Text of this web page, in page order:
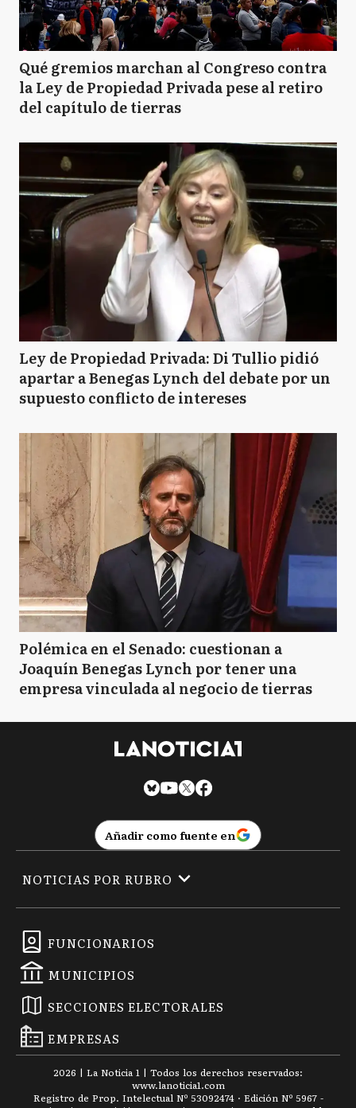
Qué gremios marchan al Congreso contra
la Ley de Propiedad Privada pese al retiro
del capítulo de tierras
Ley de Propiedad Privada: Di Tullio pidió
apartar a Benegas Lynch del debate por un
supuesto conflicto de intereses
Polémica en el Senado: cuestionan a
Joaquín Benegas Lynch por tener una
empresa vinculada al negocio de tierras
Añadir como fuente en
FUNCIONARIOS
MUNICIPIOS
SECCIONES ELECTORALES
EMPRESAS
NOTICIAS POR RUBRO
2026 | La Noticia 1 | Todos los derechos reservados:
www.lanoticia1.com
Registro de Prop. Intelectual Nº 53092474 · Edición Nº 5967 -